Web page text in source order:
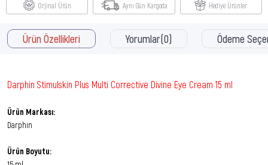
Orjinal Ürün Aynı Gün Kargoda Hediye Ürünler
Ürün Özellikleri Yorumlar(0) Ödeme
Darphin Stimulskin Plus Multi Corrective Divine Eye Cream 15 ml
Ürün Markası:
Darphin
Ürün Boyutu: